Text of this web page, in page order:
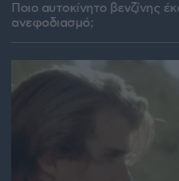
Ποιο αυτοκίνητο βενζίνης
ανεφοδιασμό;